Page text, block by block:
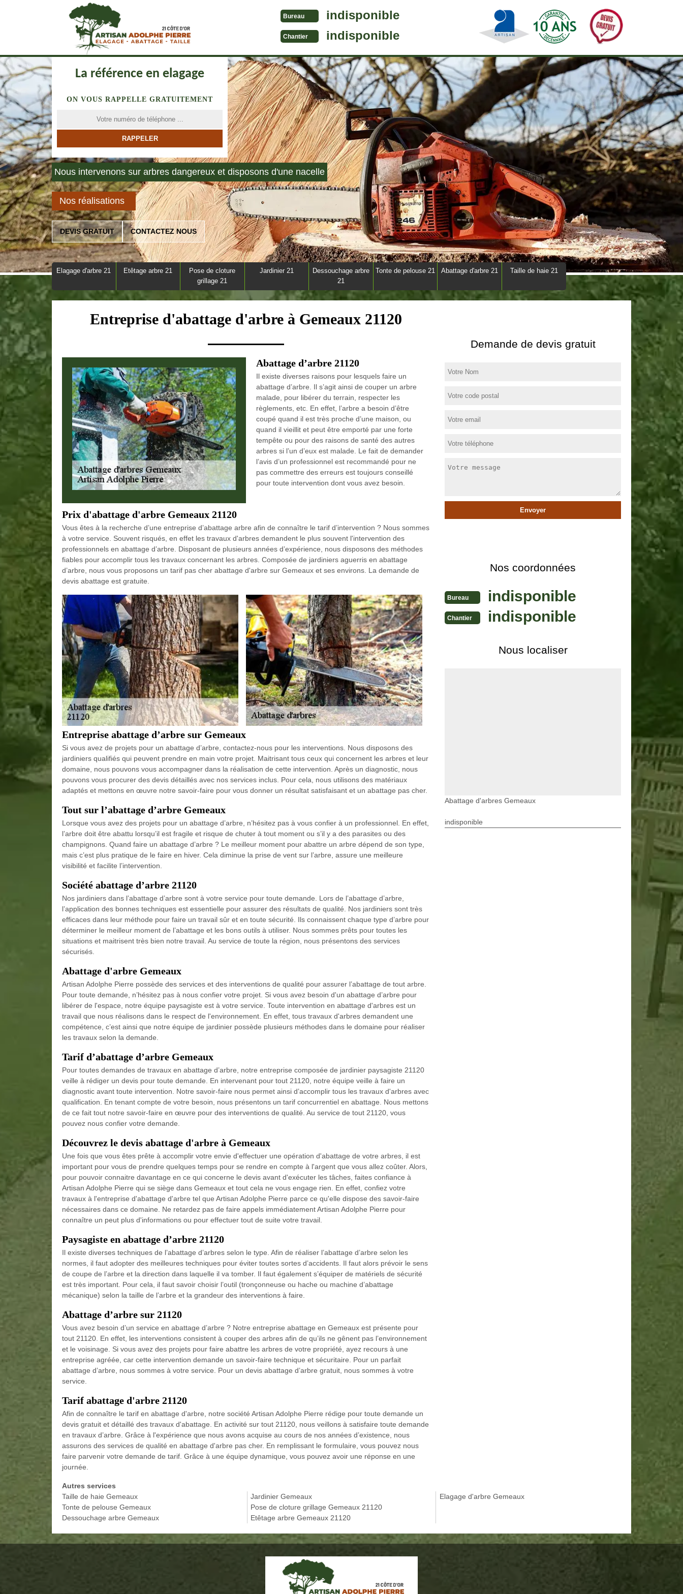
Bureau indisponible
Chantier indisponible
La référence en elagage
ON VOUS RAPPELLE GRATUITEMENT
Nous intervenons sur arbres dangereux et disposons d'une nacelle
Nos réalisations
DEVIS GRATUIT CONTACTEZ NOUS
Elagage d'arbre 21 Etêtage arbre 21
Pose de cloture
grillage 21
Jardinier 21
Dessouchage arbre
21
Tonte de pelouse 21 Abattage d'arbre 21 Taille de haie 21
Entreprise d'abattage d'arbre à Gemeaux 21120
Abattage d’arbre 21120
Il existe diverses raisons pour lesquels faire un
abattage d’arbre. Il s’agit ainsi de couper un arbre
malade, pour libérer du terrain, respecter les
règlements, etc. En effet, l’arbre a besoin d’être
coupé quand il est très proche d’une maison, ou
quand il vieillit et peut être emporté par une forte
tempête ou pour des raisons de santé des autres
arbres si l’un d’eux est malade. Le fait de demander
l’avis d’un professionnel est recommandé pour ne
pas commettre des erreurs est toujours conseillé
pour toute intervention dont vous avez besoin.
Prix d'abattage d'arbre Gemeaux 21120
Vous êtes à la recherche d’une entreprise d’abattage arbre afin de connaître le tarif d’intervention ? Nous sommes
à votre service. Souvent risqués, en effet les travaux d'arbres demandent le plus souvent l'intervention des
professionnels en abattage d’arbre. Disposant de plusieurs années d’expérience, nous disposons des méthodes
fiables pour accomplir tous les travaux concernant les arbres. Composée de jardiniers aguerris en abattage
d’arbre, nous vous proposons un tarif pas cher abattage d'arbre sur Gemeaux et ses environs. La demande de
devis abattage est gratuite.
Entreprise abattage d’arbre sur Gemeaux
Si vous avez de projets pour un abattage d’arbre, contactez-nous pour les interventions. Nous disposons des
jardiniers qualifiés qui peuvent prendre en main votre projet. Maitrisant tous ceux qui concernent les arbres et leur
domaine, nous pouvons vous accompagner dans la réalisation de cette intervention. Après un diagnostic, nous
pouvons vous procurer des devis détaillés avec nos services inclus. Pour cela, nous utilisons des matériaux
adaptés et mettons en œuvre notre savoir-faire pour vous donner un résultat satisfaisant et un abattage pas cher.
Tout sur l’abattage d’arbre Gemeaux
Lorsque vous avez des projets pour un abattage d’arbre, n’hésitez pas à vous confier à un professionnel. En effet,
l’arbre doit être abattu lorsqu’il est fragile et risque de chuter à tout moment ou s’il y a des parasites ou des
champignons. Quand faire un abattage d’arbre ? Le meilleur moment pour abattre un arbre dépend de son type,
mais c’est plus pratique de le faire en hiver. Cela diminue la prise de vent sur l’arbre, assure une meilleure
visibilité et facilite l’intervention.
Société abattage d’arbre 21120
Nos jardiniers dans l’abattage d’arbre sont à votre service pour toute demande. Lors de l’abattage d’arbre,
l’application des bonnes techniques est essentielle pour assurer des résultats de qualité. Nos jardiniers sont très
efficaces dans leur méthode pour faire un travail sûr et en toute sécurité. Ils connaissent chaque type d’arbre pour
déterminer le meilleur moment de l’abattage et les bons outils à utiliser. Nous sommes prêts pour toutes les
situations et maitrisent très bien notre travail. Au service de toute la région, nous présentons des services
sécurisés.
Abattage d'arbre Gemeaux
Artisan Adolphe Pierre possède des services et des interventions de qualité pour assurer l’abattage de tout arbre.
Pour toute demande, n’hésitez pas à nous confier votre projet. Si vous avez besoin d'un abattage d’arbre pour
libérer de l'espace, notre équipe paysagiste est à votre service. Toute intervention en abattage d'arbres est un
travail que nous réalisons dans le respect de l'environnement. En effet, tous travaux d'arbres demandent une
compétence, c’est ainsi que notre équipe de jardinier possède plusieurs méthodes dans le domaine pour réaliser
les travaux selon la demande.
Tarif d’abattage d’arbre Gemeaux
Pour toutes demandes de travaux en abattage d’arbre, notre entreprise composée de jardinier paysagiste 21120
veille à rédiger un devis pour toute demande. En intervenant pour tout 21120, notre équipe veille à faire un
diagnostic avant toute intervention. Notre savoir-faire nous permet ainsi d’accomplir tous les travaux d'arbres avec
qualification. En tenant compte de votre besoin, nous présentons un tarif concurrentiel en abattage. Nous mettons
de ce fait tout notre savoir-faire en œuvre pour des interventions de qualité. Au service de tout 21120, vous
pouvez nous confier votre demande.
Découvrez le devis abattage d'arbre à Gemeaux
Une fois que vous êtes prête à accomplir votre envie d'effectuer une opération d'abattage de votre arbres, il est
important pour vous de prendre quelques temps pour se rendre en compte à l'argent que vous allez coûter. Alors,
pour pouvoir connaitre davantage en ce qui concerne le devis avant d'exécuter les tâches, faites confiance à
Artisan Adolphe Pierre qui se siège dans Gemeaux et tout cela ne vous engage rien. En effet, confiez votre
travaux à l'entreprise d'abattage d'arbre tel que Artisan Adolphe Pierre parce ce qu'elle dispose des savoir-faire
nécessaires dans ce domaine. Ne retardez pas de faire appels immédiatement Artisan Adolphe Pierre pour
connaître un peut plus d'informations ou pour effectuer tout de suite votre travail.
Paysagiste en abattage d’arbre 21120
Il existe diverses techniques de l’abattage d’arbres selon le type. Afin de réaliser l’abattage d’arbre selon les
normes, il faut adopter des meilleures techniques pour éviter toutes sortes d’accidents. Il faut alors prévoir le sens
de coupe de l’arbre et la direction dans laquelle il va tomber. Il faut également s’équiper de matériels de sécurité
est très important. Pour cela, il faut savoir choisir l’outil (tronçonneuse ou hache ou machine d’abattage
mécanique) selon la taille de l’arbre et la grandeur des interventions à faire.
Abattage d’arbre sur 21120
Vous avez besoin d’un service en abattage d’arbre ? Notre entreprise abattage en Gemeaux est présente pour
tout 21120. En effet, les interventions consistent à couper des arbres afin de qu’ils ne gênent pas l’environnement
et le voisinage. Si vous avez des projets pour faire abattre les arbres de votre propriété, ayez recours à une
entreprise agréée, car cette intervention demande un savoir-faire technique et sécuritaire. Pour un parfait
abattage d’arbre, nous sommes à votre service. Pour un devis abattage d’arbre gratuit, nous sommes à votre
service.
Tarif abattage d'arbre 21120
Afin de connaître le tarif en abattage d'arbre, notre société Artisan Adolphe Pierre rédige pour toute demande un
devis gratuit et détaillé des travaux d'abattage. En activité sur tout 21120, nous veillons à satisfaire toute demande
en travaux d’arbre. Grâce à l'expérience que nous avons acquise au cours de nos années d’existence, nous
assurons des services de qualité en abattage d'arbre pas cher. En remplissant le formulaire, vous pouvez nous
faire parvenir votre demande de tarif. Grâce à une équipe dynamique, vous pouvez avoir une réponse en une
journée.
Demande de devis gratuit
Nos coordonnées
Bureau indisponible
Chantier indisponible
Nous localiser
Abattage d'arbres Gemeaux
indisponible
Autres services
Taille de haie Gemeaux
Tonte de pelouse Gemeaux
Dessouchage arbre Gemeaux
Jardinier Gemeaux
Pose de cloture grillage Gemeaux 21120
Etêtage arbre Gemeaux 21120
Elagage d'arbre Gemeaux